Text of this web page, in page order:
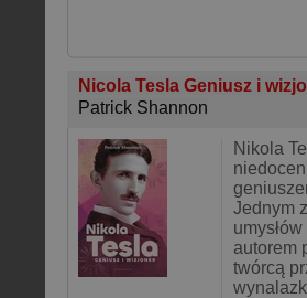
Nicola Tesla Geniusz i
Patrick Shannon
Nikola
Jednym
autorem
twórcą